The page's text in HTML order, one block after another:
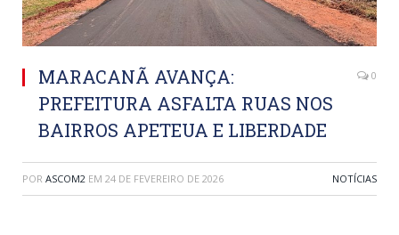
MARACANÃ AVANÇA:
PREFEITURA ASFALTA RUAS NOS
BAIRROS APETEUA E LIBERDADE
0
POR ASCOM2 EM 24 DE FEVEREIRO DE 2026 NOTÍCIAS